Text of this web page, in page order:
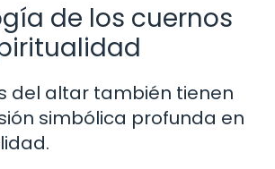
de los cuernos
del altar también tienen
simbólica profunda en